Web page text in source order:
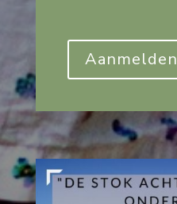
Aanmelden